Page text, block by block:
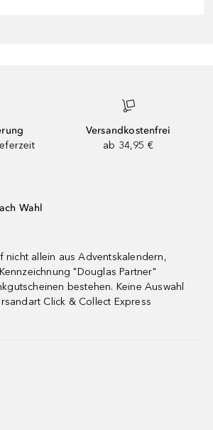
Versandkostenfrei
ab 34,95 €
Wahl
nicht allein aus Adventskalendern,
"Douglas Partner"
bestehen. Keine Auswahl
Click & Collect Express